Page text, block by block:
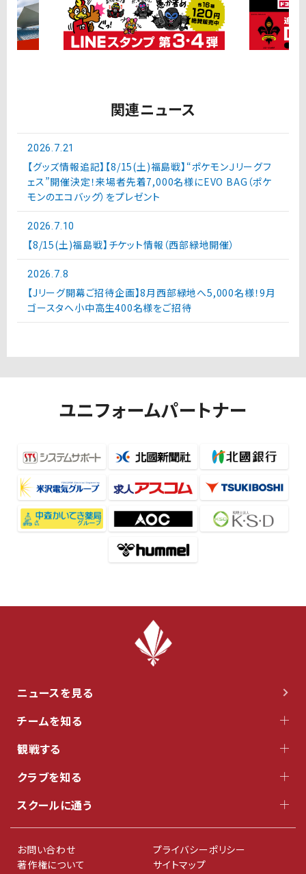
関連ニュース
2026.7.21
【グッズ情報追記】【8/15(土)福島戦】“ポケモンＪリーグフ
ェス”開催決定！来場者先着7,000名様にEVO BAG（ポケ
モンのエコバッグ）をプレゼント
2026.7.10
【8/15(土)福島戦】チケット情報（西部緑地開催）
2026.7.8
【Jリーグ開幕ご招待企画】8月西部緑地へ5,000名様！9月
ゴースタへ小中高生400名様をご招待
ユニフォームパートナー
ニュースを見る
チームを知る
観戦する
クラブを知る
スクールに通う
お問い合わせ
プライバシーポリシー
著作権について
サイトマップ